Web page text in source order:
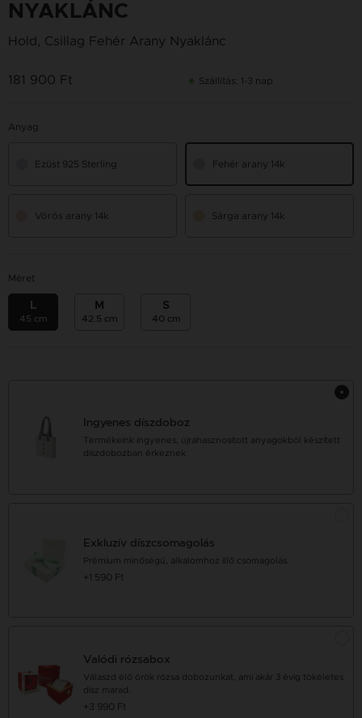
NYAKLÁNC
Hold, Csillag Fehér Arany Nyaklánc
181 900 Ft Szállítás: 1-3 nap
Anyag
Ezüst 925 Sterling Fehér arany 14k
Vörös arany 14k Sárga arany 14k
Méret
L
45 cm
M
42.5 cm
S
40 cm
Ingyenes díszdoboz
Termékeink ingyenes, újrahasznosított anyagokból készített
díszdobozban érkeznek
Exkluzív díszcsomagolás
Prémium minőségű, alkalomhoz illő csomagolás.
+1 590 Ft
Valódi rózsabox
Válaszd élő örök rózsa dobozunkat, ami akár 3 évig tökéletes
dísz marad.
+3 990 Ft